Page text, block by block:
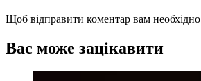
Щоб відправити коментар вам необхідно
Вас може зацікавити